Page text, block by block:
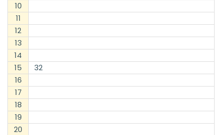
10
11
12
13
14
15
32
16
17
18
19
20